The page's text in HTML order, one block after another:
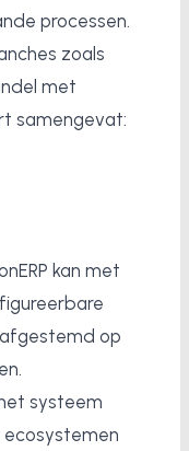
processen.
zoals
met
samengevat:
kan met
op
het systeem